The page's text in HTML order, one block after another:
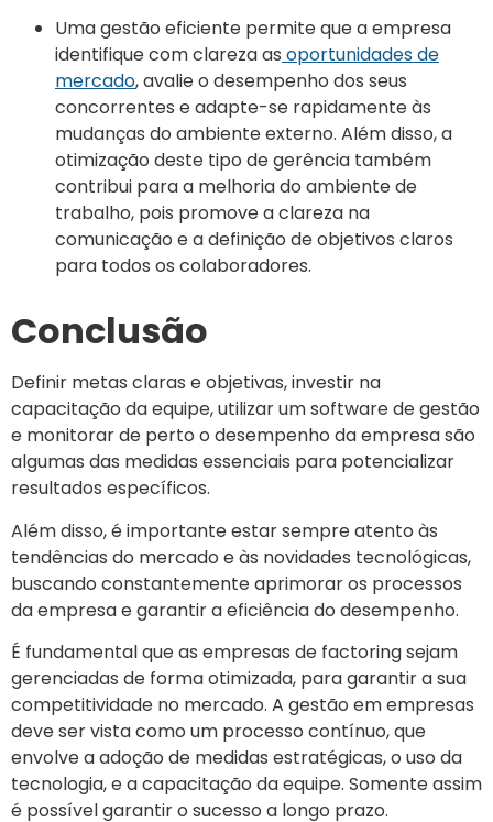
Uma gestão eficiente permite que a empresa
identifique com clareza as oportunidades de
mercado, avalie o desempenho dos seus
concorrentes e adapte-se rapidamente às
mudanças do ambiente externo. Além disso, a
otimização deste tipo de gerência também
contribui para a melhoria do ambiente de
trabalho, pois promove a clareza na
comunicação e a definição de objetivos claros
para todos os colaboradores.
Conclusão
Definir metas claras e objetivas, investir na
capacitação da equipe, utilizar um software de gestão
e monitorar de perto o desempenho da empresa são
algumas das medidas essenciais para potencializar
resultados específicos.
Além disso, é importante estar sempre atento às
tendências do mercado e às novidades tecnológicas,
buscando constantemente aprimorar os processos
da empresa e garantir a eficiência do desempenho.
É fundamental que as empresas de factoring sejam
gerenciadas de forma otimizada, para garantir a sua
competitividade no mercado. A gestão em empresas
deve ser vista como um processo contínuo, que
envolve a adoção de medidas estratégicas, o uso da
tecnologia, e a capacitação da equipe. Somente assim
é possível garantir o sucesso a longo prazo.